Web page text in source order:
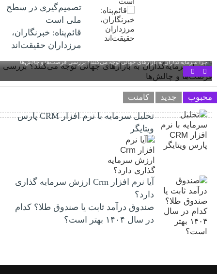
تصمیم‌گیری در سطح
ملی است
قائم‌پناه: ‏خبرنگاران،
مرزداران حقیقت‌اند
چرا سرمایه‌گذاران به بازارهای جهانی توجه می‌کنند؟ بررسی فرصت‌ها و چالش‌ها
محبوب جدید کامنت
تحلیل سرمایه با نرم افزار CRM پارس
ویتایگر
آیا نرم افزار Crm ارزش سرمایه گذاری
دارد؟
صندوق درآمد ثابت یا صندوق طلا؟ کدام
در سال ۱۴۰۴ بهتر است؟